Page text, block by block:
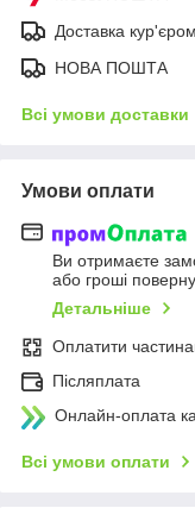
Доставка кур'єром
НОВА ПОШТА
Всі умови доставки
Умови оплати
Ви отримаєте
або гроші
Детальніше
Оплатити
Післяплата
Онлайн-оплата
Всі умови оплати